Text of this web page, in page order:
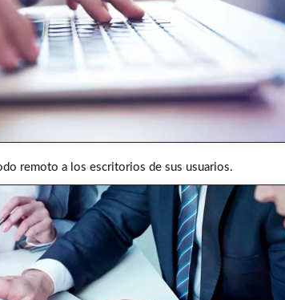
remoto a los escritorios de sus usuarios.